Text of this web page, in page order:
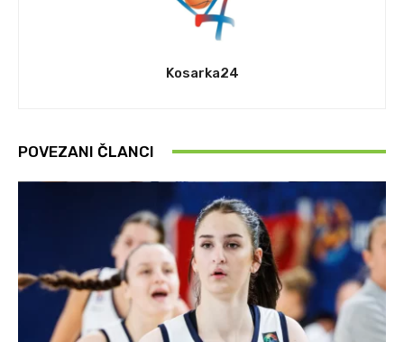
Kosarka24
POVEZANI ČLANCI